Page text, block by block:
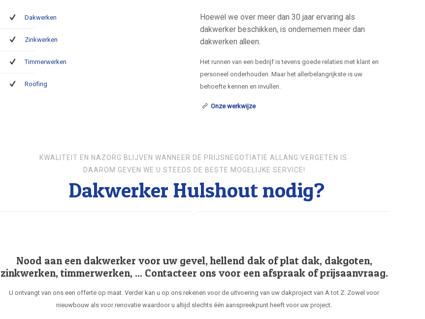
Dakwerken
Zinkwerken
Timmerwerken
Roofing
Hoewel we over meer dan 30 jaar ervaring als
dakwerker beschikken, is ondernemen meer dan
dakwerken alleen.
Het runnen van een bedrijf is tevens goede relaties met klant en
personeel onderhouden. Maar het allerbelangrijkste is uw
behoefte kennen en invullen.
Onze werkwijze
KWALITEIT EN NAZORG BLIJVEN WANNEER DE PRIJSNEGOTIATIE ALLANG VERGETEN IS.
DAAROM GEVEN WE U STEEDS DE BESTE MOGELIJKE SERVICE!
Dakwerker Hulshout nodig?
Nood aan een dakwerker voor uw gevel, hellend dak of plat dak, dakgoten,
zinkwerken, timmerwerken, ... Contacteer ons voor een afspraak of prijsaanvraag.
U ontvangt van ons een offerte op maat. Verder kan u op ons rekenen voor de uitvoering van uw dakproject van A tot Z. Zowel voor
nieuwbouw als voor renovatie waardoor u altijd slechts één aanspreekpunt heeft voor uw project.